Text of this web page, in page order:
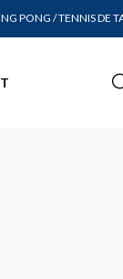
PONG / TENNIS DE